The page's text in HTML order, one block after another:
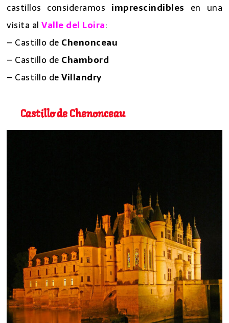
castillos consideramos imprescindibles en una
visita al Valle del Loira:
– Castillo de Chenonceau
– Castillo de Chambord
– Castillo deVillandry
Castillo de Chenonceau